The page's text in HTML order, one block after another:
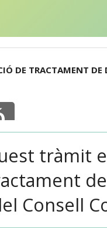
DE TRACTAMENT DE
tràmit
Consell